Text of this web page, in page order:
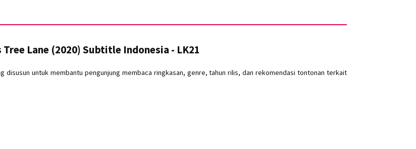
Lane (2020) Subtitle Indonesia - LK21
disusun untuk membantu pengunjung membaca ringkasan, genre, tahun rilis, dan rekomendasi tontonan terkait